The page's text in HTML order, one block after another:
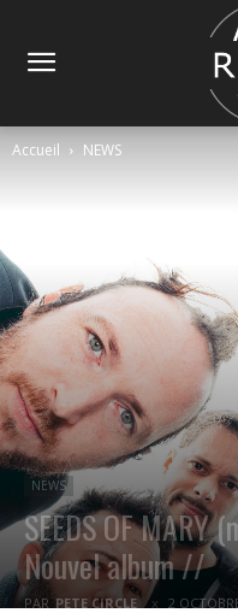
Accueil NEWS
NEWS
SEEDS OF
Nouvel album //
PAR PETE CIRCLE 2